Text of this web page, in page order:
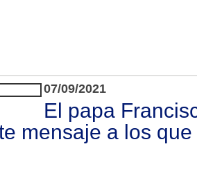
07/09/2021
El papa
mensaje a los